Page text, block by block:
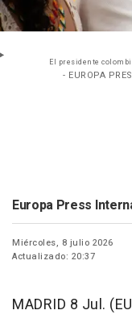
El presidente
- EUROPA
Europa Press
Miércoles, 8 julio 2026
Actualizado: 20:37
MADRID 8 Jul.